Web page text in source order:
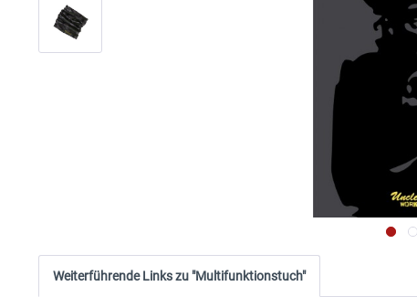
Weiterführende Links zu "Multifunktionstuch"